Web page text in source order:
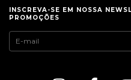
INSCREVA-SE EM NOSSA
PROMOÇÕES